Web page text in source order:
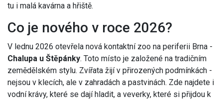
tu i malá kavárna a hřiště.
Co je nového v roce 2026?
V lednu 2026 otevřela nová kontaktní zoo na periferii Brna -
Chalupa u Štěpánky. Toto místo je založené na tradičním
zemědělském stylu. Zvířata žijí v přirozených podmínkách -
nejsou v klecích, ale v zahradách a pastvinách. Zde najdete i
vodní krávy, které se dají hladit, a veverky, které si přijdou k